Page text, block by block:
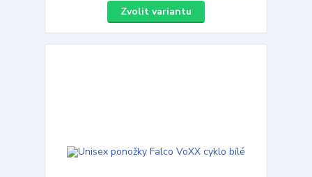
Zvolit variantu